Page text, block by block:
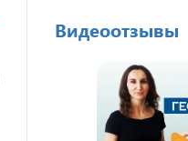
Видеоотзывы